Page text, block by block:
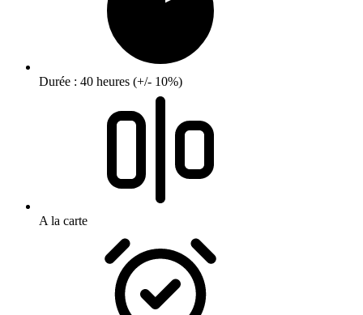
Durée : 40 heures (+/- 10%)
A la carte